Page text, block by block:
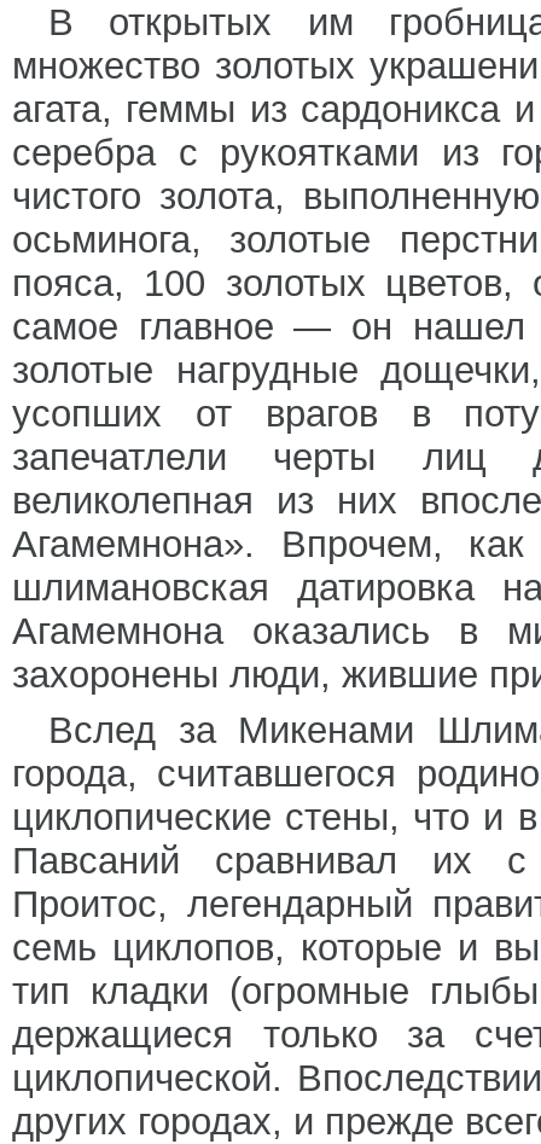
В открытых им
множество золотых
агата, геммы из сардоникса
серебра с рукоятками из
чистого золота,
осьминога, золотые
пояса, 100 золотых цветов,
самое главное — он нашел
золотые нагрудные
усопших от врагов в
запечатлели черты
великолепная из них
Агамемнона». Впрочем,
шлимановская датировка
Агамемнона оказались в
захоронены люди, жившие
Вслед за Микенами
города, считавшегося
циклопические стены, что и
Павсаний сравнивал их
Проитос, легендарный
семь циклопов, которые и
тип кладки (огромные
держащиеся только за
циклопической.
других городах, и прежде